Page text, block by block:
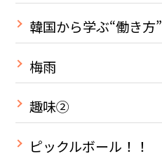
韓国から学ぶ“働き方”
梅雨
趣味②
ピックルボール！！